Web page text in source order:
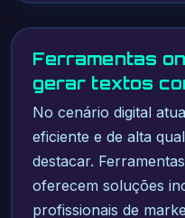
Ferramentas
gerar textos
No cenário digital
eficiente e de alta
destacar.
oferecem soluções
profissionais de